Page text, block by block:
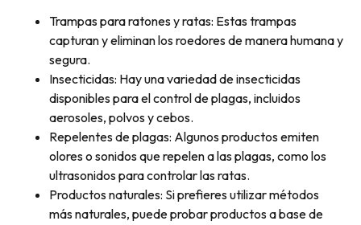
Trampas para ratones y ratas: Estas trampas
capturan y eliminan los roedores de manera humana y
segura.
Insecticidas: Hay una variedad de insecticidas
disponibles para el control de plagas, incluidos
aerosoles, polvos y cebos.
Repelentes de plagas: Algunos productos emiten
olores o sonidos que repelen a las plagas, como los
ultrasonidos para controlar las ratas.
Productos naturales: Si prefieres utilizar métodos
más naturales, puede probar productos a base de